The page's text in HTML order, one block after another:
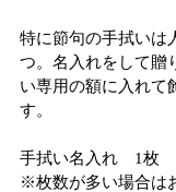
特に節句の手拭いは
つ。名入れをして贈
い専用の額に入れて
す。
手拭い名入れ　1枚
※枚数が多い場合は